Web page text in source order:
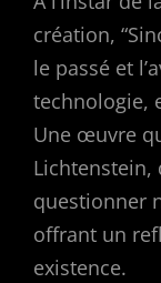
création,
le passé et
technologie,
Une œuvre
Lichtenstein,
questionner
offrant un
existence.